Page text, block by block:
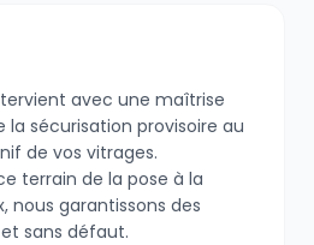
avec une maîtrise
sécurisation provisoire au
de vos vitrages.
terrain de la pose à la
nous garantissons des
sans défaut.